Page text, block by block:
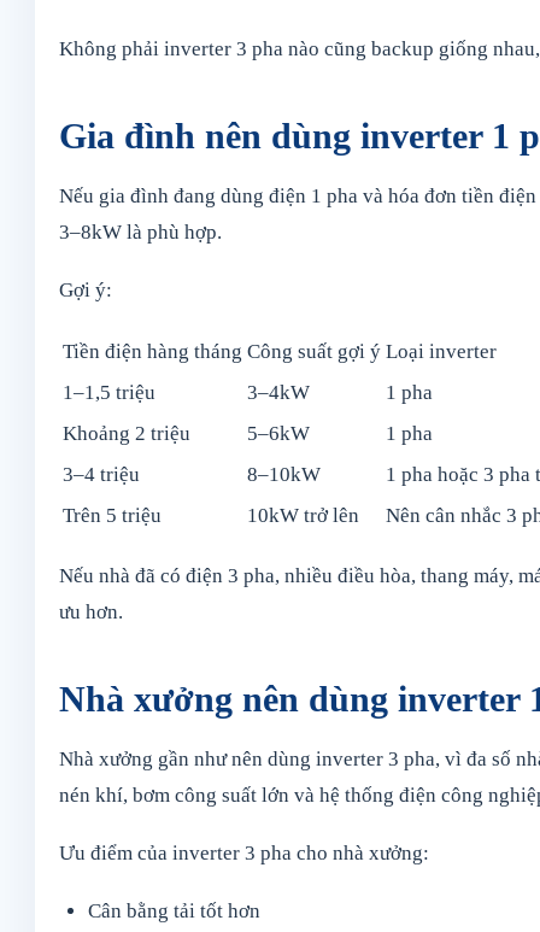
Không phải inverter 3 pha nào cũng backup giống
Gia đình nên dùng inverter 1
Nếu gia đình đang dùng điện 1 pha và hóa đơn tiền
3–8kW là phù hợp.
Gợi ý:
Tiền điện hàng tháng Công suất gợi ý Loại inverter
1–1,5 triệu
3–4kW
1 pha
Khoảng 2 triệu
5–6kW
1 pha
3–4 triệu
8–10kW
1 pha hoặc 3
Trên 5 triệu
10kW trở lên Nên cân nhắc 3
Nếu nhà đã có điện 3 pha, nhiều điều hòa, thang máy,
ưu hơn.
Nhà xưởng nên dùng inverter
Nhà xưởng gần như nên dùng inverter 3 pha, vì đa số
nén khí, bơm công suất lớn và hệ thống điện công
Ưu điểm của inverter 3 pha cho nhà xưởng:
Cân bằng tải tốt hơn